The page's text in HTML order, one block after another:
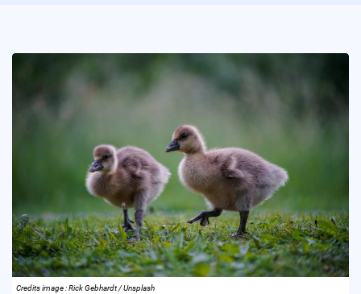
Credits image : Rick Gebhardt / Unsplash